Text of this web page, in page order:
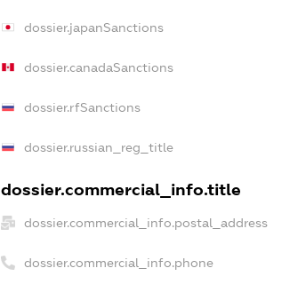
dossier.japanSanctions
dossier.canadaSanctions
dossier.rfSanctions
dossier.russian_reg_title
dossier.commercial_info.title
dossier.commercial_info.postal_address
dossier.commercial_info.phone